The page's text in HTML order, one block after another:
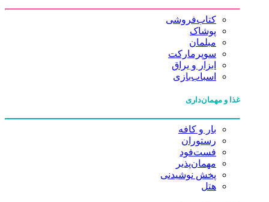
کتاب‌فروشی
پوشاک
مبلمان
سوپرمارکت
ابزار و یراق
اسباب‌بازی
غذا و مهمان‌داری
بار و کافه
رستوران
فست‌فود
مهمان‌پذیر
پخش نوشیدنی
هتل